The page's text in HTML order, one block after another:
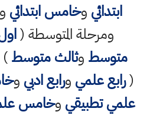
ابتدائي وخامس ابتدائي
ومرحلة المتوسطة (
متوسط وثالث متوسط)
(رابع علمي ورابع ادبي و
علمي تطبيقي وخامس